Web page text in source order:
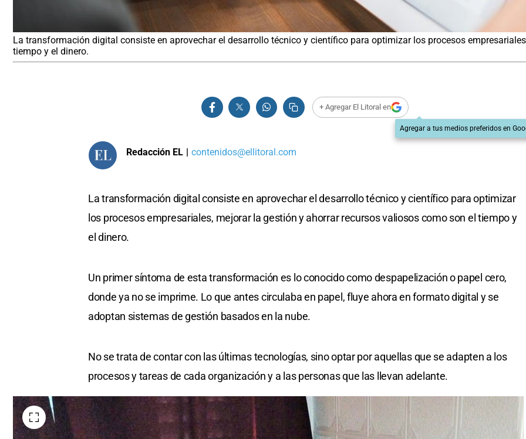
La transformación digital consiste en aprovechar el desarrollo técnico y científico para optimizar los procesos
tiempo y el dinero.
+ Agregar El Litoral en
Agregar a tus medios preferidos en
Redacción EL | contenidos@ellitoral.com
La transformación digital consiste en aprovechar el desarrollo técnico y científico para optimizar
los procesos empresariales, mejorar la gestión y ahorrar recursos valiosos como son el tiempo y
el dinero.
Un primer síntoma de esta transformación es lo conocido como despapelización o papel cero,
donde ya no se imprime. Lo que antes circulaba en papel, fluye ahora en formato digital y se
adoptan sistemas de gestión basados en la nube.
No se trata de contar con las últimas tecnologías, sino optar por aquellas que se adapten a los
procesos y tareas de cada organización y a las personas que las llevan adelante.